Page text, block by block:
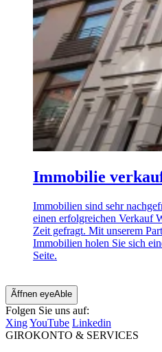
Immobilie
Immobilien sind sehr
einen erfolgreichen Verkauf
Zeit gefragt. Mit unserem
Immobilien holen Sie sich
Seite.
Ãffnen eyeAble
Folgen Sie uns auf:
XingYouTube Linkedin
GIROKONTO & SERVICES